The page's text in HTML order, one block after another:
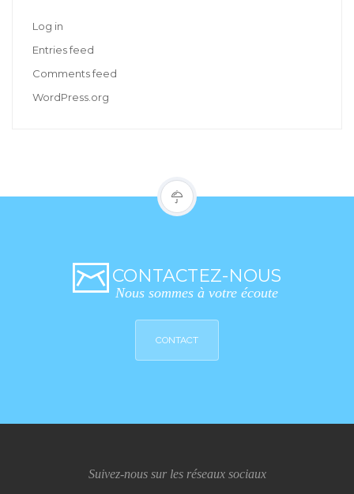
Log in
Entries feed
Comments feed
WordPress.org
CONTACTEZ-NOUS
Nous sommes à votre écoute
CONTACT
Suivez-nous sur les réseaux sociaux